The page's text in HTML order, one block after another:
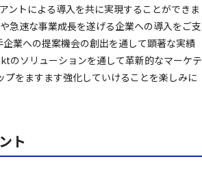
ントによる導入を共に実現することができま
急速な事業成長を遂げる企業への導入をご支
業への提案機会の創出を通して顕著な実績
のソリューションを通して革新的なマーケテ
をますます強化していけることを楽しみに
ト